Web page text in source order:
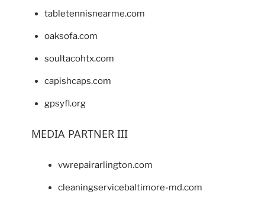
tabletennisnearme.com
oaksofa.com
soultacohtx.com
capishcaps.com
gpsyfl.org
MEDIA PARTNER III
vwrepairarlington.com
cleaningservicebaltimore-md.com